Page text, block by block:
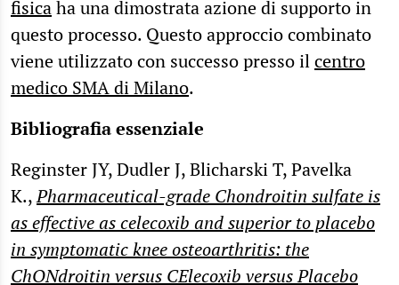
fisicaha una dimostrata azione di supporto in
questo processo. Questo approccio combinato
viene utilizzato con successo presso ilcentro
medico SMA di Milano.
Bibliografia essenziale
Reginster JY, Dudler J, Blicharski T, Pavelka
K.,Pharmaceutical-grade Chondroitin sulfate is
as effective as celecoxib and superior to placebo
in symptomatic knee osteoarthritis: the
ChONdroitin versus CElecoxib versus Placebo